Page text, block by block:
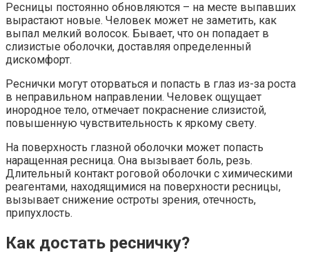
Ресницы постоянно обновляются – на месте выпавших
вырастают новые. Человек может не заметить, как
выпал мелкий волосок. Бывает, что он попадает в
слизистые оболочки, доставляя определенный
дискомфорт.
Реснички могут оторваться и попасть в глаз из-за роста
в неправильном направлении. Человек ощущает
инородное тело, отмечает покраснение слизистой,
повышенную чувствительность к яркому свету.
На поверхность глазной оболочки может попасть
наращенная ресница. Она вызывает боль, резь.
Длительный контакт роговой оболочки с химическими
реагентами, находящимися на поверхности ресницы,
вызывает снижение остроты зрения, отечность,
припухлость.
Как достать ресничку?